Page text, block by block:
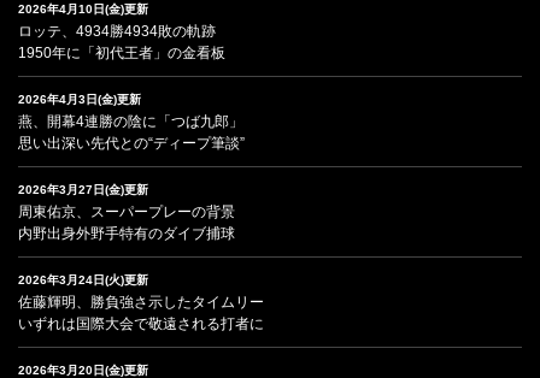
2026年4月10日(金)更新
ロッテ、4934勝4934敗の軌跡
1950年に「初代王者」の金看板
2026年4月3日(金)更新
燕、開幕4連勝の陰に「つば九郎」
思い出深い先代との“ディープ筆談”
2026年3月27日(金)更新
周東佑京、スーパープレーの背景
内野出身外野手特有のダイブ捕球
2026年3月24日(火)更新
佐藤輝明、勝負強さ示したタイムリー
いずれは国際大会で敬遠される打者に
2026年3月20日(金)更新